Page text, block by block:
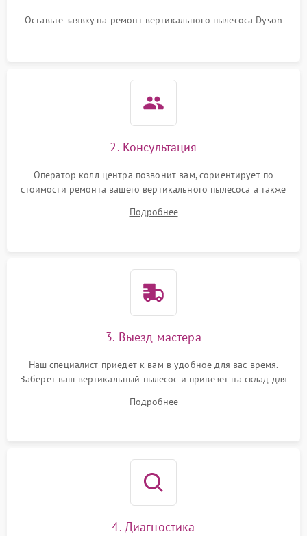
Поломка системы
1500 ₽
1000 ₽
проводов
500 ₽ Подробнее →
Поломка системы защиты
1000 ₽
1500 ₽
Оставьте заявку на ремонт вертикального пылесоса Dyson
2. Консультация
Оператор колл центра позвонит вам, сориентирует по
стоимости ремонта вашего вертикального пылесоса а также
Подробнее
3. Выезд мастера
Наш специалист приедет к вам в удобное для вас время.
Заберет ваш вертикальный пылесос и привезет на склад для
Подробнее
4. Диагностика